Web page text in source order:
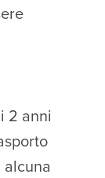
2 anni